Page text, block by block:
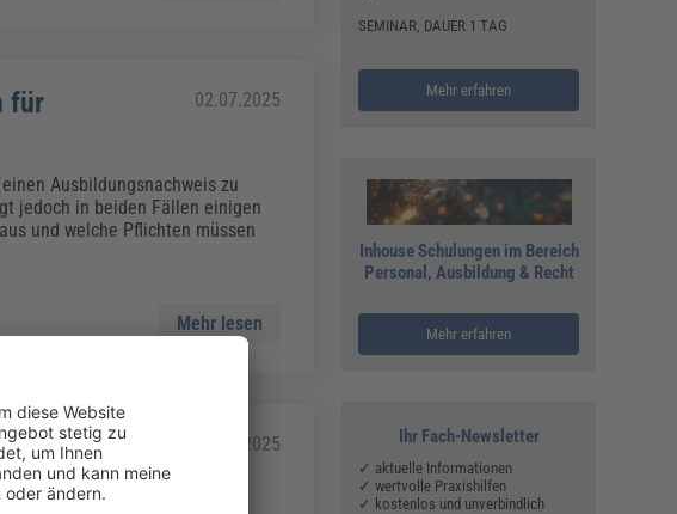
für
02.07.2025
Ausbildungsnachweis zu
jedoch in beiden Fällen einigen
und welche Pflichten müssen
Mehr lesen
–
30.06.2025
SEMINAR, DAUER 1 TAG
Mehr erfahren
Inhouse Schulungen im Bereich
Personal, Ausbildung & Recht
Mehr erfahren
Ihr Fach-Newsletter
✓ aktuelle Informationen
✓ wertvolle Praxishilfen
✓ kostenlos und unverbindlich